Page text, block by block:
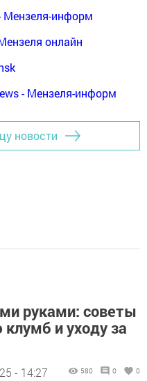
Мензеля-информ
онлайн
- Мензеля-информ
новости
руками: советы
и уходу за
- 14:27 580 0 0